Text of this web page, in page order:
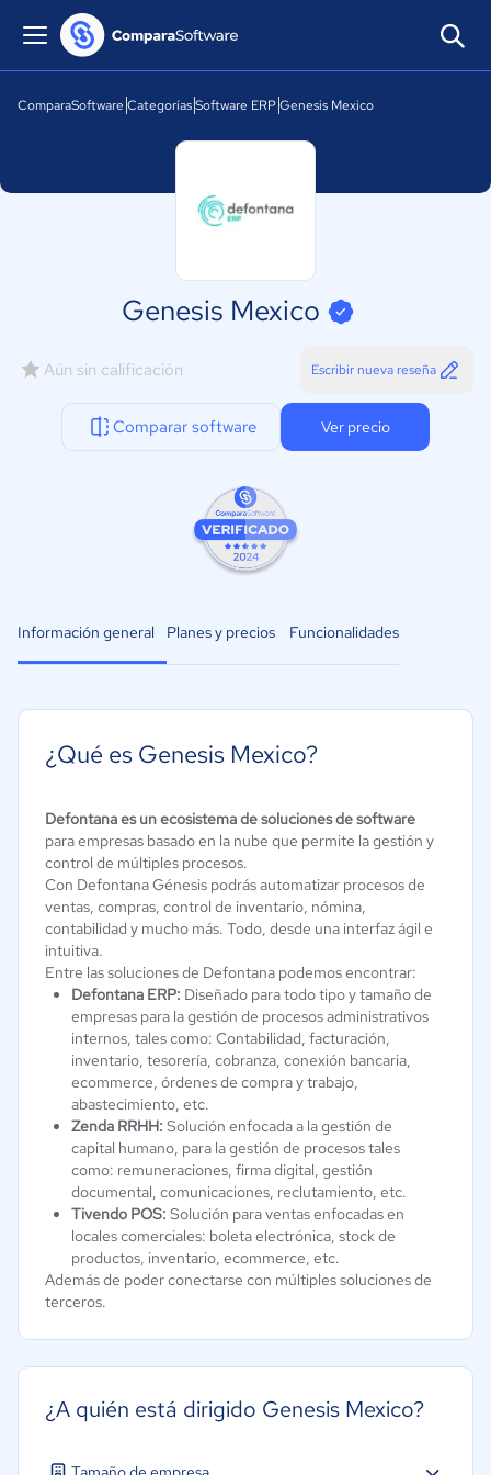
ComparaSoftware CategoríasSoftware ERPGenesis Mexico
Genesis Mexico
Aún sin calificación Escribir nueva reseña
Comparar software Ver precio
Información general Planes y precios Funcionalidades
¿Qué es Genesis Mexico?
Defontana es un ecosistema de soluciones de software
para empresas basado en la nube que permite la gestión y
control de múltiples procesos.
Con Defontana Génesis podrás automatizar procesos de
ventas, compras, control de inventario, nómina,
contabilidad y mucho más. Todo, desde una interfaz ágil e
intuitiva.
Entre las soluciones de Defontana podemos encontrar:
Defontana ERP: Diseñado para todo tipo y tamaño de
empresas para la gestión de procesos administrativos
internos, tales como: Contabilidad, facturación,
inventario, tesorería, cobranza, conexión bancaria,
ecommerce, órdenes de compra y trabajo,
abastecimiento, etc.
Zenda RRHH: Solución enfocada a la gestión de
capital humano, para la gestión de procesos tales
como: remuneraciones, firma digital, gestión
documental, comunicaciones, reclutamiento, etc.
Tivendo POS: Solución para ventas enfocadas en
locales comerciales: boleta electrónica, stock de
productos, inventario, ecommerce, etc.
Además de poder conectarse con múltiples soluciones de
terceros.
¿A quién está dirigido Genesis Mexico?